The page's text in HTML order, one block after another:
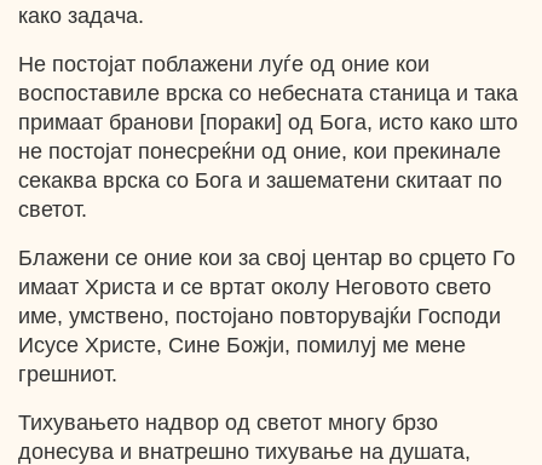
како задача.
Не постојат поблажени луѓе од оние кои
воспоставиле врска со небесната станица и така
примаат бранови [пораки] од Бога, исто како што
не постојат понесреќни од оние, кои прекинале
секаква врска со Бога и зашематени скитаат по
светот.
Блажени се оние кои за свој центар во срцето Го
имаат Христа и се вртат околу Неговото свето
име, умствено, постојано повторувајќи Господи
Исусе Христе, Сине Божји, помилуј ме мене
грешниот.
Тихувањето надвор од светот многу брзо
донесува и внатрешно тихување на душата,